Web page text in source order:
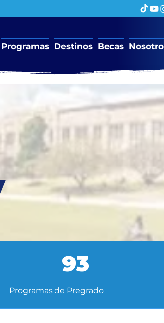
Programas Destinos Becas
93
Programas de Pregrado